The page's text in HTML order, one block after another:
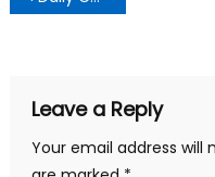
Leave a Reply
Your email address will